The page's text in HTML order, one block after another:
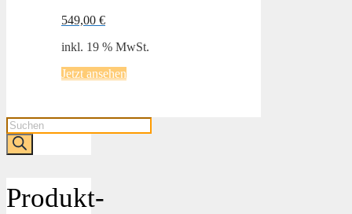
549,00 €
inkl. 19 % MwSt.
Jetzt ansehen
Products
search
Produkt-